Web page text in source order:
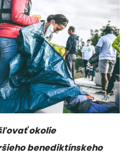
okolie
benediktínskeho